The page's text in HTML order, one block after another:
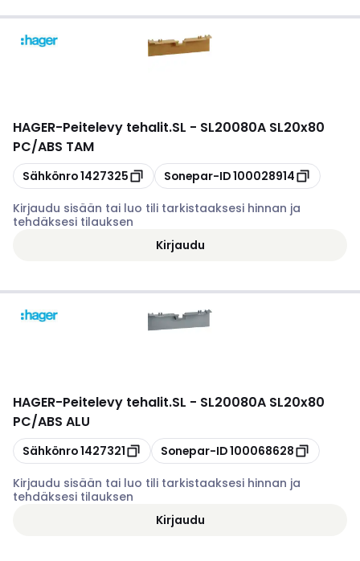
HAGER-Peitelevy tehalit.SL - SL20080A SL20x80
PC/ABS TAM
Kopioi
Sähkönro1427325 Kopioi
Sonepar-ID100028914
Kirjaudu sisään tai luo tili tarkistaaksesi hinnan ja
tehdäksesi tilauksen
Kirjaudu
HAGER-Peitelevy tehalit.SL - SL20080A SL20x80
PC/ABS ALU
Kopioi
Sähkönro1427321 Kopioi
Sonepar-ID100068628
Kirjaudu sisään tai luo tili tarkistaaksesi hinnan ja
tehdäksesi tilauksen
Kirjaudu